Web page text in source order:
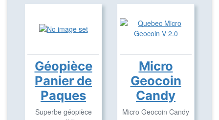
Géopièce
Panier de
Paques
Superbe géopièce
Micro
Geocoin
Candy
Micro Geocoin Candy